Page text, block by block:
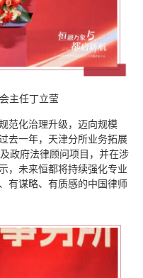
主任丁立莹
范化治理升级，迈向规模
去一年，天津分所业务拓展
政府法律顾问项目，并在涉
，未来恒都将持续强化专业
有谋略、有质感的中国律师